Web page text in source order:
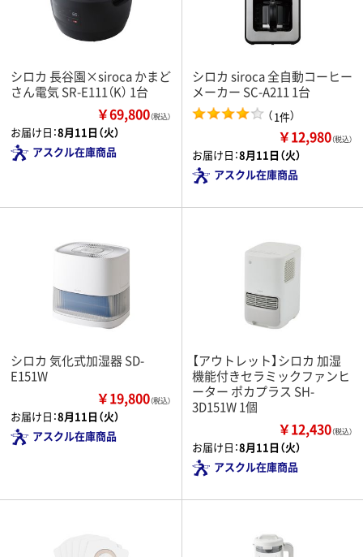
シロカ 長谷園×siroca かまど
さん電気 SR-E111（K） 1台
￥69,800（税込）
お届け日：8月11日（火）
アスクル在庫商品
シロカ siroca 全自動コーヒー
メーカー SC-A211 1台
（1件）
￥12,980（税込）
お届け日：8月11日（火）
アスクル在庫商品
シロカ 気化式加湿器 SD-
E151W
￥19,800（税込）
お届け日：8月11日（火）
アスクル在庫商品
【アウトレット】シロカ 加湿
機能付きセラミックファンヒ
ーター ポカプラス SH-
3D151W 1個
￥12,430（税込）
お届け日：8月11日（火）
アスクル在庫商品